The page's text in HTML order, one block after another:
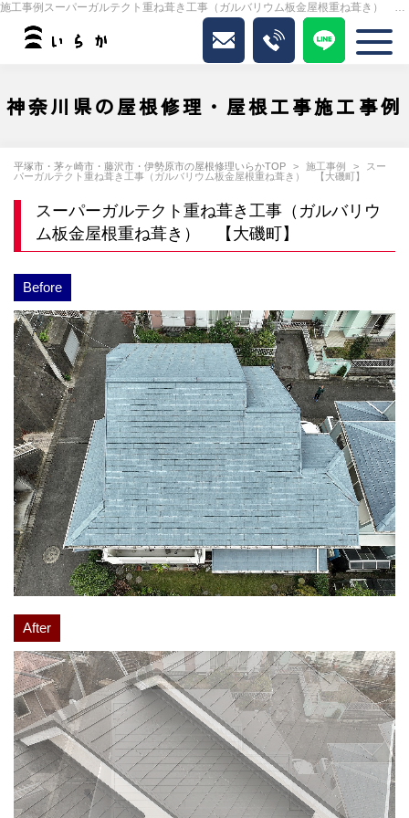
施工事例スーパーガルテクト重ね葺き工事（ガルバリウム板金屋根重ね葺き） 【大磯町】｜いらか
神奈川県の屋根修理・屋根工事施工事例
平塚市・茅ヶ崎市・藤沢市・伊勢原市の屋根修理いらかTOP 施工事例
スー
パーガルテクト重ね葺き工事（ガルバリウム板金屋根重ね葺き） 【大磯町】
スーパーガルテクト重ね葺き工事（ガルバリウ
ム板金屋根重ね葺き） 【大磯町】
Before
After